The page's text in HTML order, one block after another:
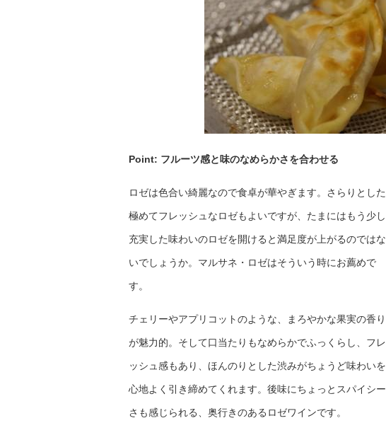
Point: フルーツ感と味のなめらかさを合わせる
ロゼは色合い綺麗なので食卓が華やぎます。さらりとした
極めてフレッシュなロゼもよいですが、たまにはもう少し
充実した味わいのロゼを開けると満足度が上がるのではな
いでしょうか。マルサネ・ロゼはそういう時にお薦めで
す。
チェリーやアプリコットのような、まろやかな果実の香り
が魅力的。そして口当たりもなめらかでふっくらし、フレ
ッシュ感もあり、ほんのりとした渋みがちょうど味わいを
心地よく引き締めてくれます。後味にちょっとスパイシー
さも感じられる、奥行きのあるロゼワインです。